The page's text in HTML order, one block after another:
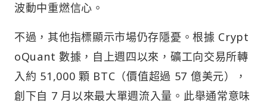
波動中重燃信心。
不過，其他指標顯示市場仍存隱憂。根據 Crypt
oQuant 數據，自上週四以來，礦工向交易所轉
入約 51,000 顆 BTC（價值超過 57 億美元），
創下自 7 月以來最大單週流入量。此舉通常意味